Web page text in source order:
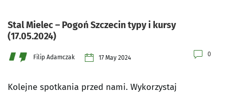
Stal Mielec – Pogoń Szczecin typy i kursy
(17.05.2024)
Filip Adamczak 17 May 2024 0
Kolejne spotkania przed nami. Wykorzystaj